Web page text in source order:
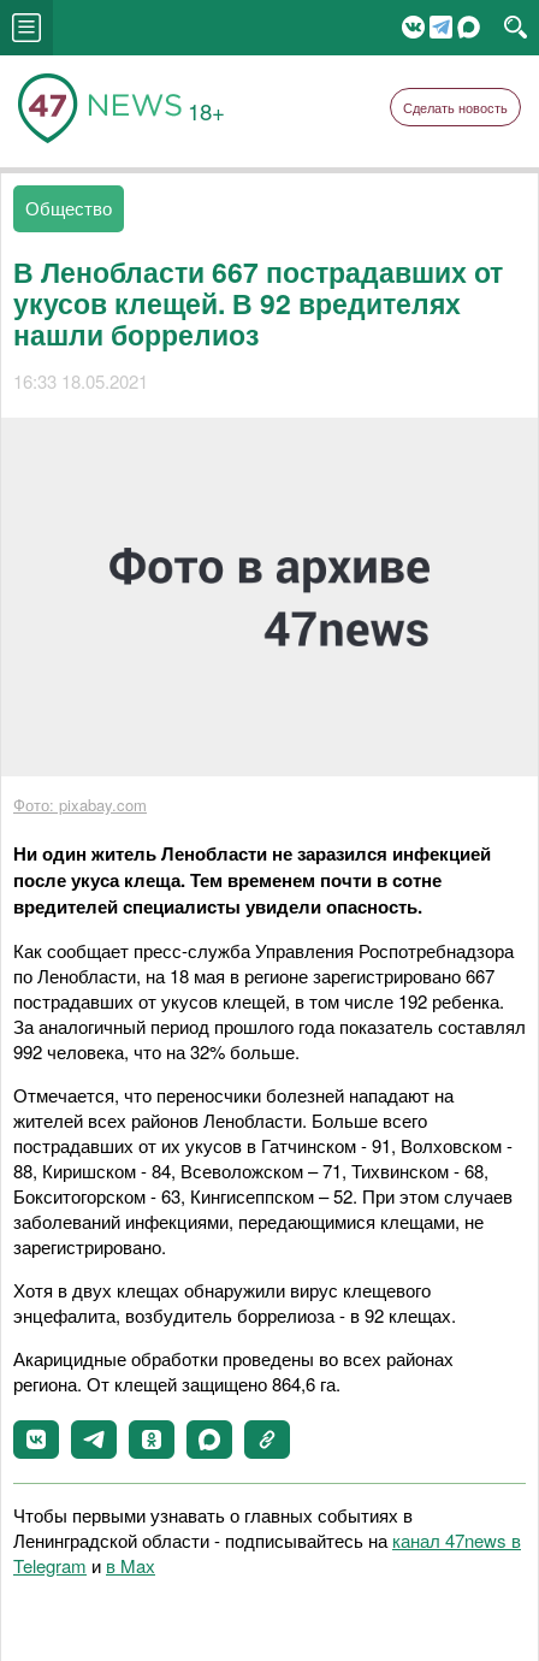
18+ Сделать новость
Общество
В Ленобласти 667 пострадавших от
укусов клещей. В 92 вредителях
нашли боррелиоз
16:33 18.05.2021
Фото: pixabay.com
Ни один житель Ленобласти не заразился инфекцией
после укуса клеща. Тем временем почти в сотне
вредителей специалисты увидели опасность.
Как сообщает пресс-служба Управления Роспотребнадзора
по Ленобласти, на 18 мая в регионе зарегистрировано 667
пострадавших от укусов клещей, в том числе 192 ребенка.
За аналогичный период прошлого года показатель составлял
992 человека, что на 32% больше.
Отмечается, что переносчики болезней нападают на
жителей всех районов Ленобласти. Больше всего
пострадавших от их укусов в Гатчинском - 91, Волховском -
88, Киришском - 84, Всеволожском – 71, Тихвинском - 68,
Бокситогорском - 63, Кингисеппском – 52. При этом случаев
заболеваний инфекциями, передающимися клещами, не
зарегистрировано.
Хотя в двух клещах обнаружили вирус клещевого
энцефалита, возбудитель боррелиоза - в 92 клещах.
Акарицидные обработки проведены во всех районах
региона. От клещей защищено 864,6 га.
Чтобы первыми узнавать о главных событиях в
Ленинградской области - подписывайтесь на канал 47news в
Telegram и в Maх